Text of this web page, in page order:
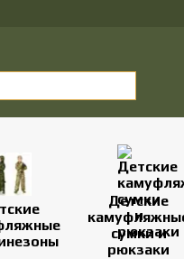
Детские
сумки и
рюкзаки